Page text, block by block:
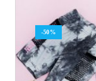
-50%